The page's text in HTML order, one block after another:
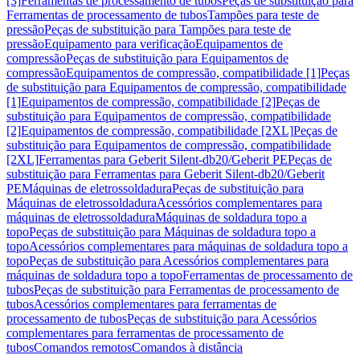
Ferramentas de processamento de tubosTampões para teste de
pressãoPeças de substituição para Tampões para teste de
pressãoEquipamento para verificaçãoEquipamentos de
compressãoPeças de substituição para Equipamentos de
compressãoEquipamentos de compressão, compatibilidade [1]Peças
de substituição para Equipamentos de compressão, compatibilidade
[1]Equipamentos de compressão, compatibilidade [2]Peças de
substituição para Equipamentos de compressão, compatibilidade
[2]Equipamentos de compressão, compatibilidade [2XL]Peças de
substituição para Equipamentos de compressão, compatibilidade
[2XL]Ferramentas para Geberit Silent-db20/Geberit PEPeças de
substituição para Ferramentas para Geberit Silent-db20/Geberit
PEMáquinas de eletrossoldaduraPeças de substituição para
Máquinas de eletrossoldaduraAcessórios complementares para
máquinas de eletrossoldaduraMáquinas de soldadura topo a
topoPeças de substituição para Máquinas de soldadura topo a
topoAcessórios complementares para máquinas de soldadura topo a
topoPeças de substituição para Acessórios complementares para
máquinas de soldadura topo a topoFerramentas de processamento de
tubosPeças de substituição para Ferramentas de processamento de
tubosAcessórios complementares para ferramentas de
processamento de tubosPeças de substituição para Acessórios
complementares para ferramentas de processamento de
tubosComandos remotosComandos à distância